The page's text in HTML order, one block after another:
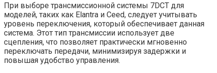
При выборе трансмиссионной системы 7DCT для
моделей, таких как Elantra и Ceed, следует учитывать
уровень переключения, который обеспечивает данная
система. Этот тип трансмиссии использует две
сцепления, что позволяет практически мгновенно
переключать передачи, минимизируя задержки и
повышая удобство управления.